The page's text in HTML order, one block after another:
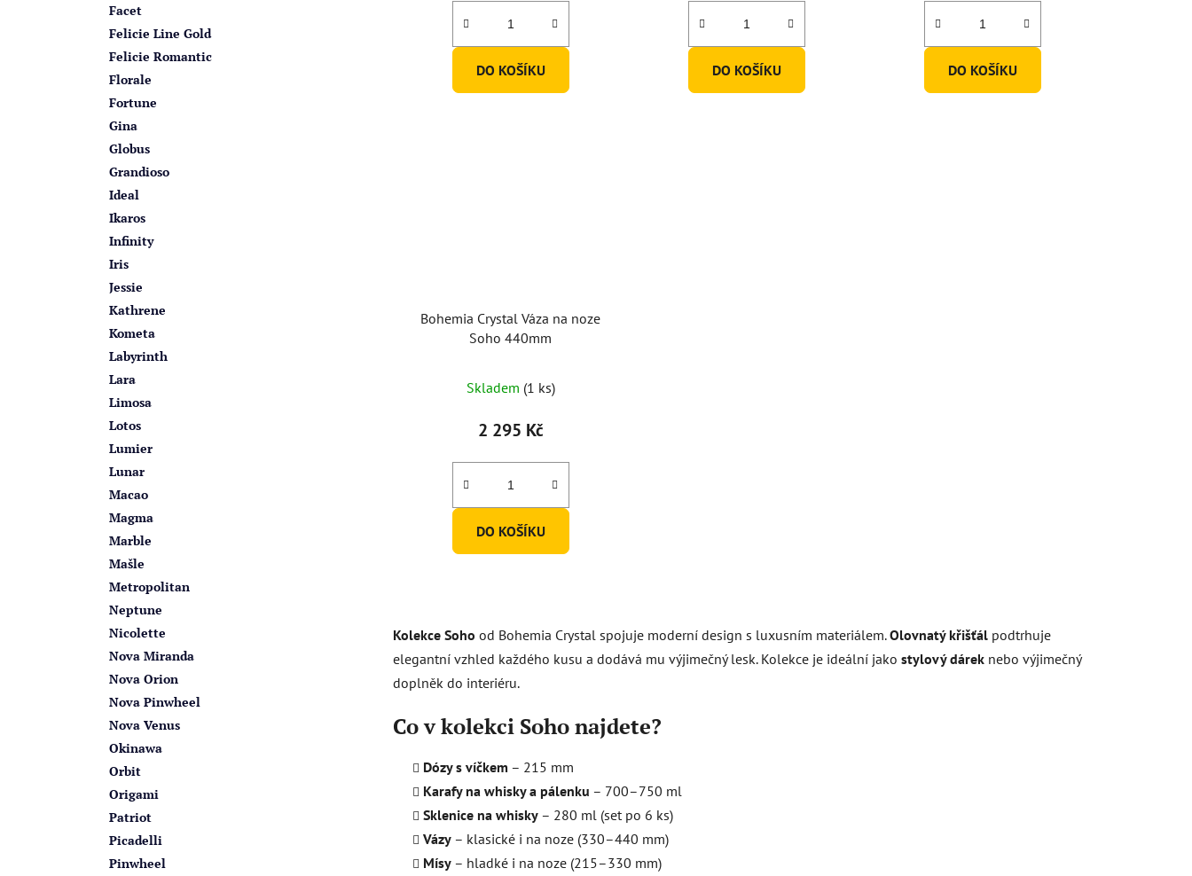
Facet
Felicie Line Gold
Felicie Romantic
Florale
Fortune
Gina
Globus
Grandioso
Ideal
Ikaros
Infinity
Iris
Jessie
Kathrene
Kometa
Labyrinth
Lara
Limosa
Lotos
Lumier
Lunar
Macao
Magma
Marble
Mašle
Metropolitan
Neptune
Nicolette
Nova Miranda
Nova Orion
Nova Pinwheel
Nova Venus
Okinawa
Orbit
Origami
Patriot
Picadelli
Pinwheel
DO KOŠÍKU DO KOŠÍKU DO KOŠÍKU
Bohemia Crystal Váza na noze
Soho 440mm
Skladem (1 ks)
2 295 Kč
DO KOŠÍKU
l
á
Kolekce Soho od Bohemia Crystal spojuje moderní design s luxusním materiálem.Olovnatý křišťál podtrhuje
elegantní vzhled každého kusu a dodává mu výjimečný lesk. Kolekce je ideální jako stylový dárek nebo výjimečný
doplněk do interiéru.
Co v kolekci Soho najdete?
Dózy s víčkem – 215 mm
Karafy na whisky a pálenku – 700–750 ml
Sklenice na whisky – 280 ml (set po 6 ks)
Vázy – klasické i na noze (330–440 mm)
Mísy – hladké i na noze (215–330 mm)